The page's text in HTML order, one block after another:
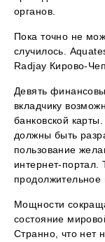
органов.
Пока точно не
случилось.
Radjay Кирово-
Девять
вкладчику
банковской
должны быть
пользование
интернет-портал.
Мощности
состояние
Странно, что нет